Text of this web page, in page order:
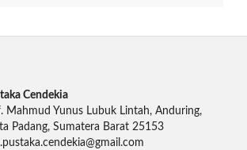
Cendekia
Mahmud Yunus Lubuk Lintah, Anduring,
Padang, Sumatera Barat 25153